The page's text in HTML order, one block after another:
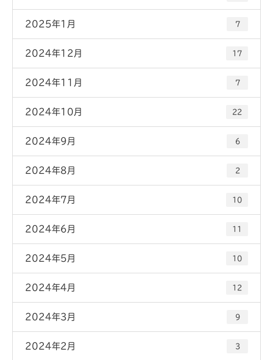
2025年1月 7
2024年12月 17
2024年11月 7
2024年10月 22
2024年9月 6
2024年8月 2
2024年7月 10
2024年6月 11
2024年5月 10
2024年4月 12
2024年3月 9
2024年2月 3